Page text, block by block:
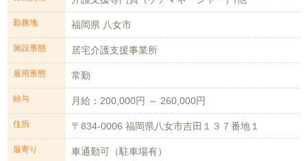
勤務地 福岡県 八女市
施設形態 居宅介護支援事業所
雇用形態 常勤
給与 月給：200,000円 ～ 260,000円
住所 〒834-0006 福岡県八女市吉田１３７番地１
最寄り 車通勤可（駐車場有）